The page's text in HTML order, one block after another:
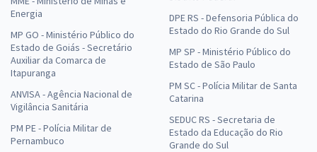
Energia
MP GO - Ministério Público do
Estado de Goiás - Secretário
Auxiliar da Comarca de
Itapuranga
ANVISA - Agência Nacional de
Vigilância Sanitária
PM PE - Polícia Militar de
Pernambuco
DPE RS - Defensoria Pública do
Estado do Rio Grande do Sul
MP SP - Ministério Público do
Estado de São Paulo
PM SC - Polícia Militar de Santa
Catarina
SEDUC RS - Secretaria de
Estado da Educação do Rio
Grande do Sul